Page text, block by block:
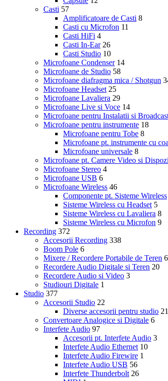
Casti 57
Amplificatoare de Casti 8
Casti cu Microfon 11
Casti HiFi 4
Casti In-Ear 26
Casti Studio 10
Microfoane Condenser 14
Microfoane de Studio 58
Microfoane diafragma mica / Shotgun
Microfoane Headset 25
Microfoane Lavaliera 29
Microfoane Live si Voce 14
Microfoane pentru Instalatii si
Microfoane pentru instrumente 18
Microfoane pentru Tobe 8
Microfoane pt. instrumente cu
Microfoane universale 8
Microfoane pt. Camere Video si
Microfoane Stereo 4
Microfoane USB 6
Microfoane Wireless 46
Componente pt. Sisteme Wireless
Sisteme Wireless cu Headset 5
Sisteme Wireless cu Lavaliera 8
Sisteme Wireless cu Microfon 9
Recording 372
Accesorii Recording 338
Boom Pole 6
Mixere / Recordere Portabile de Teren 6
Recordere Audio Digitale si Teren 20
Recordere Audio si Video 3
Studiouri Digitale 1
Studio 377
Accesorii Studio 22
Diverse accesorii pentru studio 21
Convertoare Analogice si Digitale 6
Interfete Audio 97
Accesorii pt. Interfete Audio 3
Interfete Audio Ethernet 10
Interfete Audio Firewire 1
Interfete Audio USB 56
Interfete Thunderbolt 26